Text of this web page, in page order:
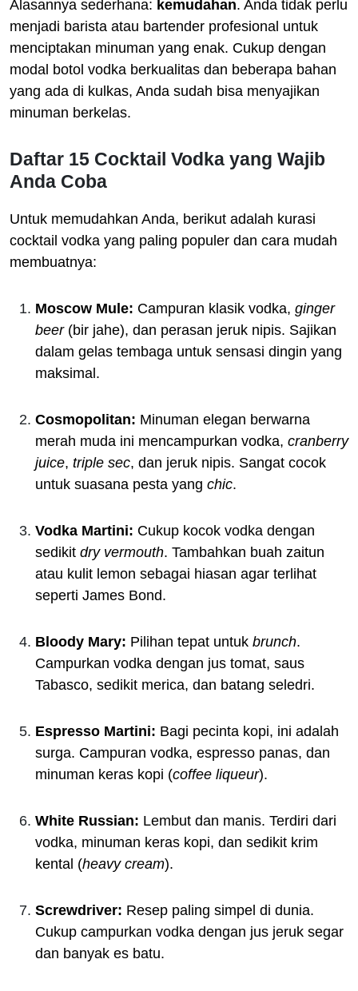
Alasannya sederhana: kemudahan. Anda tidak perlu
menjadi barista atau bartender profesional untuk
menciptakan minuman yang enak. Cukup dengan
modal botol vodka berkualitas dan beberapa bahan
yang ada di kulkas, Anda sudah bisa menyajikan
minuman berkelas.
Daftar 15 Cocktail Vodka yang Wajib
Anda Coba
Untuk memudahkan Anda, berikut adalah kurasi
cocktail vodka yang paling populer dan cara mudah
membuatnya:
Moscow Mule: Campuran klasik vodka, ginger
beer(bir jahe), dan perasan jeruk nipis. Sajikan
dalam gelas tembaga untuk sensasi dingin yang
maksimal.
Cosmopolitan: Minuman elegan berwarna
merah muda ini mencampurkan vodka, cranberry
juice, triple sec, dan jeruk nipis. Sangat cocok
untuk suasana pesta yang chic.
Vodka Martini: Cukup kocok vodka dengan
sedikit dry vermouth. Tambahkan buah zaitun
atau kulit lemon sebagai hiasan agar terlihat
seperti James Bond.
Bloody Mary: Pilihan tepat untuk brunch.
Campurkan vodka dengan jus tomat, saus
Tabasco, sedikit merica, dan batang seledri.
Espresso Martini: Bagi pecinta kopi, ini adalah
surga. Campuran vodka, espresso panas, dan
minuman keras kopi (coffee liqueur).
White Russian: Lembut dan manis. Terdiri dari
vodka, minuman keras kopi, dan sedikit krim
kental (heavy cream).
Screwdriver: Resep paling simpel di dunia.
Cukup campurkan vodka dengan jus jeruk segar
dan banyak es batu.